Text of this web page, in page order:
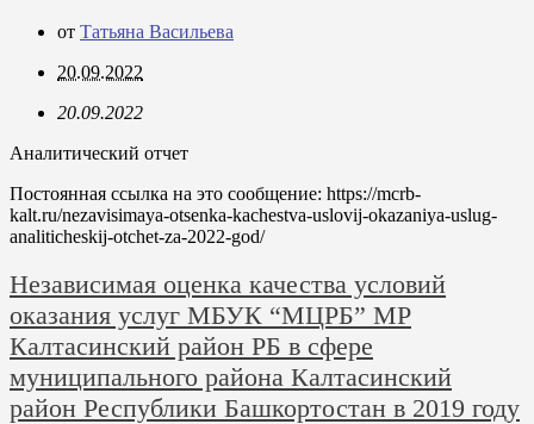
от Татьяна Васильева
20.09.2022
20.09.2022
Аналитический отчет
Постоянная ссылка на это сообщение: https://mcrb-
kalt.ru/nezavisimaya-otsenka-kachestva-uslovij-okazaniya-uslug-
analiticheskij-otchet-za-2022-god/
Независимая оценка качества условий
оказания услуг МБУК “МЦРБ” МР
Калтасинский район РБ в сфере
муниципального района Калтасинский
район Республики Башкортостан в 2019 году